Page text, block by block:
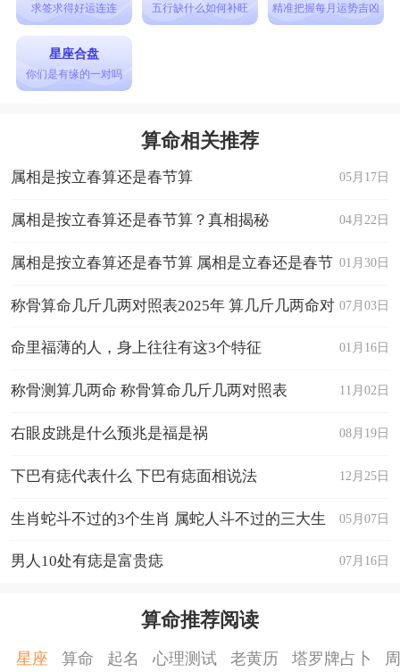
求签求得好运连连 五行缺什么如何补旺 精准把握每月运势吉凶
星座合盘
你们是有缘的一对吗
算命相关推荐
05月17日
属相是按立春算还是春节算
04月22日
属相是按立春算还是春节算？真相揭秘
01月30日
属相是按立春算还是春节算 属相是立春还是春节
算 07月03日
称骨算命几斤几两对照表2025年 算几斤几两命对
照表 01月16日
命里福薄的人，身上往往有这3个特征
11月02日
称骨测算几两命 称骨算命几斤几两对照表
08月19日
右眼皮跳是什么预兆是福是祸
12月25日
下巴有痣代表什么 下巴有痣面相说法
05月07日
生肖蛇斗不过的3个生肖 属蛇人斗不过的三大生
肖 07月16日
男人10处有痣是富贵痣
算命推荐阅读
星座 算命 起名 心理测试 老黄历 塔罗牌占卜